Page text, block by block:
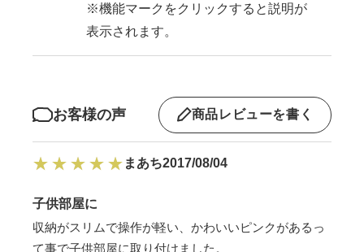
※機能マークをクリックすると説明が
表示されます。
お客様の声 商品レビューを書く
まあち2017/08/04
子供部屋に
収納がスリムで操作が軽い、かわいいピンクがあるっ
て事で子供部屋に取り付けました。